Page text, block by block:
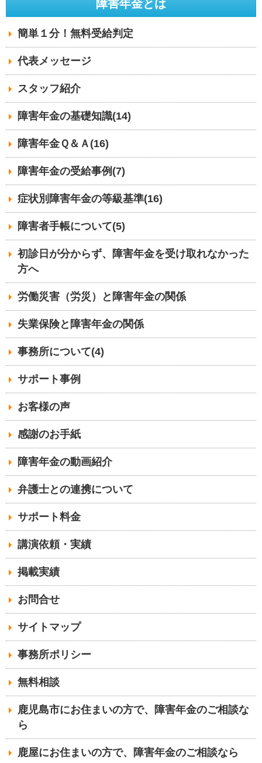
障害年金とは
簡単１分！無料受給判定
代表メッセージ
スタッフ紹介
障害年金の基礎知識(14)
障害年金Ｑ＆Ａ(16)
障害年金の受給事例(7)
症状別障害年金の等級基準(16)
障害者手帳について(5)
初診日が分からず、障害年金を受け取れなかった
方へ
労働災害（労災）と障害年金の関係
失業保険と障害年金の関係
事務所について(4)
サポート事例
お客様の声
感謝のお手紙
障害年金の動画紹介
弁護士との連携について
サポート料金
講演依頼・実績
掲載実績
お問合せ
サイトマップ
事務所ポリシー
無料相談
鹿児島市にお住まいの方で、障害年金のご相談な
ら
鹿屋にお住まいの方で、障害年金のご相談なら